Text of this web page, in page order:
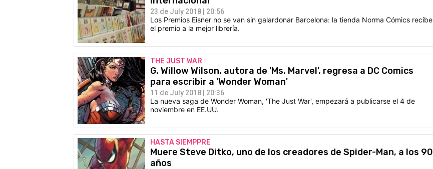
23 de July 2018 | 20:56
Los Premios Eisner no se van sin galardonar Barcelona: la tienda Norma Cómics recibe
el premio a la mejor librería.
THE JUST WAR
G. Willow Wilson, autora de 'Ms. Marvel', regresa a DC Comics
para escribir a 'Wonder Woman'
11 de July 2018 | 20:36
La nueva saga de Wonder Woman, 'The Just War', empezará a publicarse el 4 de
noviembre en EE.UU.
HASTA SIEMPPRE
Muere Steve Ditko, uno de los creadores de Spider-Man, a los 90
años